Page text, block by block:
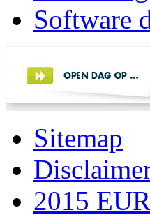
Software
Sitemap
2015